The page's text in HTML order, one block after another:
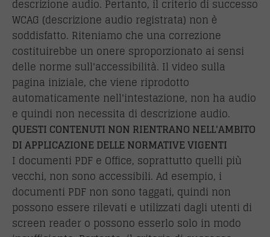
descrizione audio. Pertanto, il criterio di successo
WCAG (descrizione audio registrata) non è
soddisfatto. Riteniamo che una correzione
costituirebbe un onere sproporzionato ai sensi
delle norme sull'accessibilità. Il video sulla
pagina iniziale, che viene riprodotto
automaticamente nell'intestazione, non ha audio
e quindi non necessita di descrizione audio.
QUESTI CONTENUTI NON RIENTRANO NELL'AMBITO
DI APPLICAZIONE DELLE NORMATIVE VIGENTI
I documenti PDF e Office, soprattutto quelli più
vecchi, non sono accessibili. Ad esempio, i
documenti PDF non sono taggati, quindi non
possono essere rilevati e utilizzati dagli utenti di
screen reader o possono esserlo solo in modo